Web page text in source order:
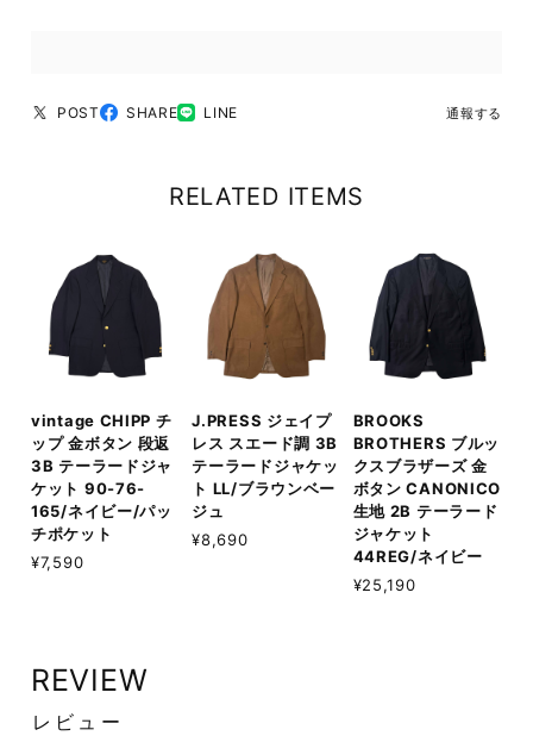
POST SHARE LINE 通報する
RELATED ITEMS
vintage CHIPP チ
ップ 金ボタン 段返
3B テーラードジャ
ケット 90-76-
165/ネイビー/パッ
チポケット
¥7,590
J.PRESS ジェイプ
レス スエード調 3B
テーラードジャケッ
ト LL/ブラウンベー
ジュ
¥8,690
BROOKS
BROTHERS ブルッ
クスブラザーズ 金
ボタン CANONICO
生地 2B テーラード
ジャケット
44REG/ネイビー
¥25,190
REVIEW
レビュー